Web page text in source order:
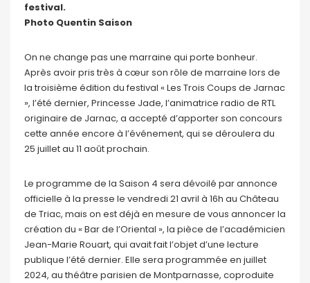
festival.
Photo Quentin Saison
On ne change pas une marraine qui porte bonheur.
Après avoir pris très à cœur son rôle de marraine lors de
la troisième édition du festival « Les Trois Coups de Jarnac
», l’été dernier, Princesse Jade, l’animatrice radio de RTL
originaire de Jarnac, a accepté d’apporter son concours
cette année encore à l’événement, qui se déroulera du
25 juillet au 11 août prochain.
Le programme de la Saison 4 sera dévoilé par annonce
officielle à la presse le vendredi 21 avril à 16h au Château
de Triac, mais on est déjà en mesure de vous annoncer la
création du « Bar de l’Oriental », la pièce de l’académicien
Jean-Marie Rouart, qui avait fait l’objet d’une lecture
publique l’été dernier. Elle sera programmée en juillet
2024, au théâtre parisien de Montparnasse, coproduite